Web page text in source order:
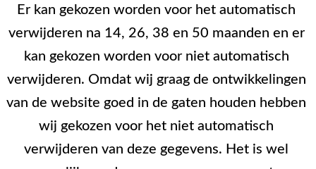
Er kan gekozen worden voor het automatisch
verwijderen na 14, 26, 38 en 50 maanden en er
kan gekozen worden voor niet automatisch
verwijderen. Omdat wij graag de ontwikkelingen
van de website goed in de gaten houden hebben
wij gekozen voor het niet automatisch
verwijderen van deze gegevens. Het is wel